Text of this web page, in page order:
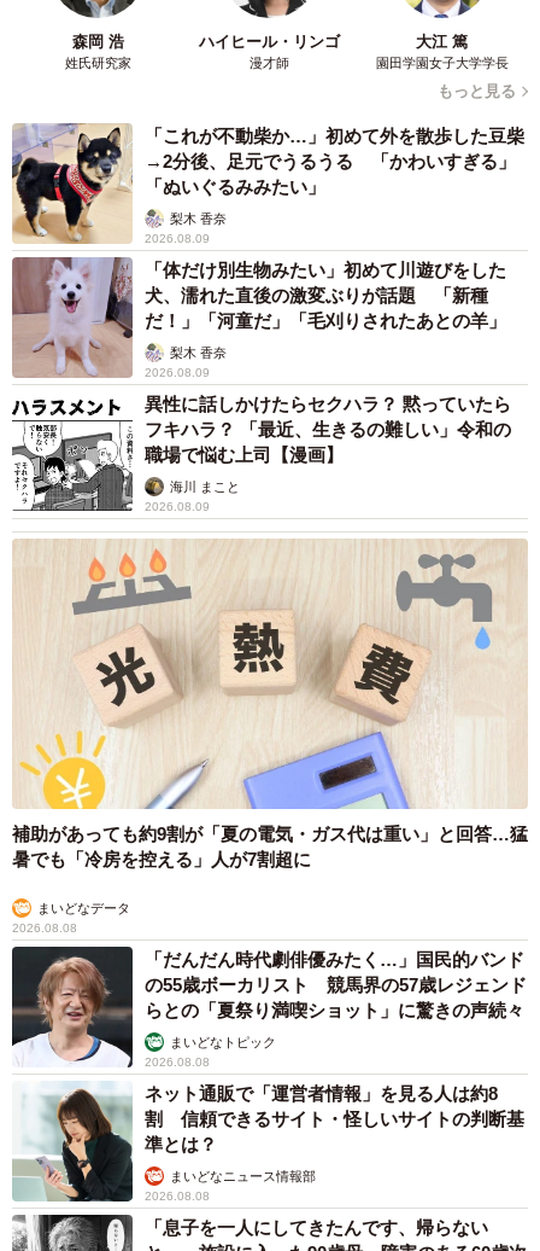
ンチ、体重157キロ。
クマは雌雄でかなりサイズが異なるが、駆除が報道された
雌雄のヒグマの中間値を考えると、さっとさんの投稿通
り、力士の平均サイズに近いイメージだ。
「人との遭遇率が高く、駆除されやすい個体はそのくらい
のサイズになります。近年、駆除への理解が深まり、駆除
推進を後押ししてくれています。その反面、ヒグマの保護
や共存の可能性を訴える人たちを攻撃する人たちもいま
す。北海道ではヒグマに対するいろいろな保護活動が行わ
れています。現場も駆除は最後の手段だと考えています」
（さっとさん）
北海道では、学識経験者からなる「北海道ヒグマ保護管理
検討会」を設置し、ヒグマの保護管理を行なっている。
また、駆除については、人とヒグマの共存に向けた取り組
み「北海道ヒグマ管理計画」に基づき、段階的に判断が行
われているそうだ。
森岡 浩
姓氏研究家
ハイヒール・リンゴ
漫才師
大江 篤
園田学園女子大学学長
もっと見る
「これが不動柴か…」初めて外を散歩した豆柴
→2分後、足元でうるうる 「かわいすぎる」
「ぬいぐるみみたい」
梨木 香奈
2026.08.09
「体だけ別生物みたい」初めて川遊びをした
犬、濡れた直後の激変ぶりが話題 「新種
だ！」「河童だ」「毛刈りされたあとの羊」
梨木 香奈
2026.08.09
異性に話しかけたらセクハラ？ 黙っていたら
フキハラ？ 「最近、生きるの難しい」令和の
職場で悩む上司【漫画】
海川 まこと
2026.08.09
補助があっても約9割が「夏の電気・ガス代は重い」と回答…猛
暑でも「冷房を控える」人が7割超に
まいどなデータ
2026.08.08
「だんだん時代劇俳優みたく…」国民的バンド
の55歳ボーカリスト 競馬界の57歳レジェンド
らとの「夏祭り満喫ショット」に驚きの声続々
まいどなトピック
2026.08.08
ネット通販で「運営者情報」を見る人は約8
割 信頼できるサイト・怪しいサイトの判断基
準とは？
まいどなニュース情報部
2026.08.08
「息子を一人にしてきたんです、帰らない